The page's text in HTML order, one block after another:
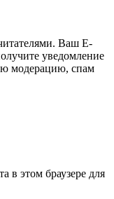
Ваш E-
уведомление
модерацию, спам
в этом браузере для